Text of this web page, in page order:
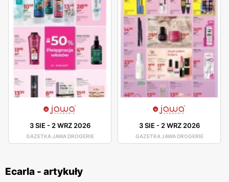
3 SIE-2 WRZ 2026
GAZETKA JAWA DROGERIE
3 SIE-2 WRZ 2026
GAZETKA JAWA DROGERIE
Ecarla - artykuły